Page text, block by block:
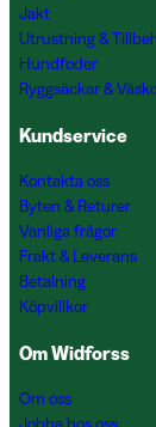
Jakt
Utrustning &
Hundfoder
Ryggsäckar &
Kundservice
Kontakta oss
Byten & Returer
Vanliga frågor
Frakt & Leverans
Betalning
Köpvillkor
Om Widforss
Om oss